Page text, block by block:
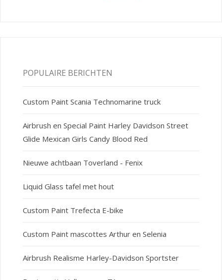
POPULAIRE BERICHTEN
Custom Paint Scania Technomarine truck
Airbrush en Special Paint Harley Davidson Street
Glide Mexican Girls Candy Blood Red
Nieuwe achtbaan Toverland - Fenix
Liquid Glass tafel met hout
Custom Paint Trefecta E-bike
Custom Paint mascottes Arthur en Selenia
Airbrush Realisme Harley-Davidson Sportster